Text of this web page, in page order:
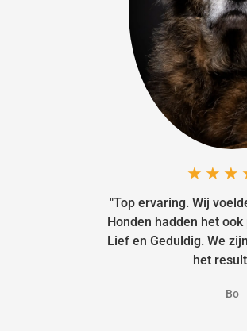
"Top ervaring. Wij
Honden hadden het
Lief en Geduldig. We
het
Bo